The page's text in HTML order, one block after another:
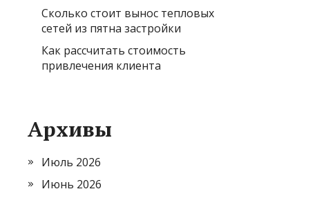
Сколько стоит вынос тепловых
сетей из пятна застройки
Как рассчитать стоимость
привлечения клиента
Архивы
Июль 2026
Июнь 2026